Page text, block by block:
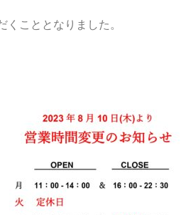
こととなりました。